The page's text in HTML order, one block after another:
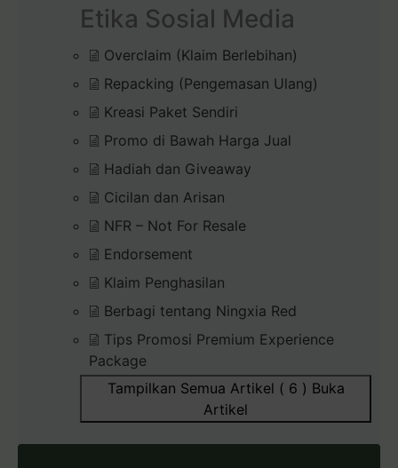
Etika Sosial Media
Overclaim (Klaim Berlebihan)
Repacking (Pengemasan Ulang)
Kreasi Paket Sendiri
Promo di Bawah Harga Jual
Hadiah dan Giveaway
Cicilan dan Arisan
NFR – Not For Resale
Endorsement
Klaim Penghasilan
Berbagi tentang Ningxia Red
Tips Promosi Premium Experience
Package
Tampilkan Semua Artikel ( 6 ) Buka
Artikel